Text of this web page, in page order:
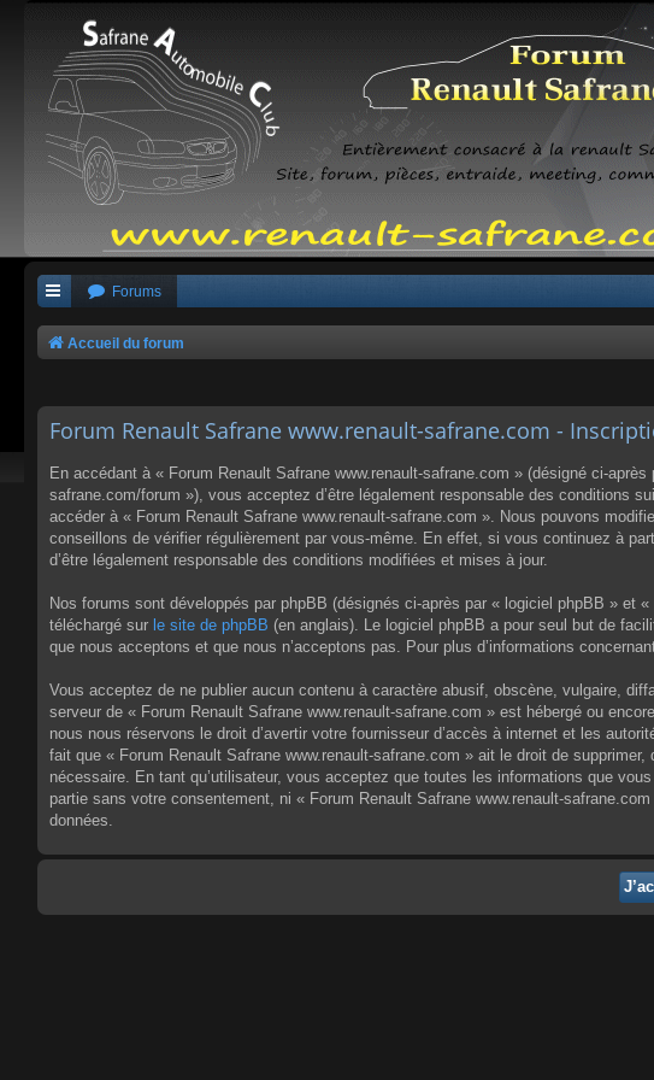
Forums
Accueil du forum
Forum Renault Safrane www.renault-safrane.com -
En accédant à « Forum Renault Safrane www.renault-safrane.com » (désigné ci-
safrane.com/forum »), vous acceptez d’être légalement responsable des conditions
accéder à « Forum Renault Safrane www.renault-safrane.com ». Nous pouvons
conseillons de vérifier régulièrement par vous-même. En effet, si vous continuez à
d’être légalement responsable des conditions modifiées et mises à jour.
Nos forums sont développés par phpBB (désignés ci-après par « logiciel phpBB »
téléchargé sur le site de phpBB (en anglais). Le logiciel phpBB a pour seul but de
que nous acceptons et que nous n’acceptons pas. Pour plus d’informations
Vous acceptez de ne publier aucun contenu à caractère abusif, obscène, vulgaire,
serveur de « Forum Renault Safrane www.renault-safrane.com » est hébergé ou
nous nous réservons le droit d’avertir votre fournisseur d’accès à internet et les
fait que « Forum Renault Safrane www.renault-safrane.com » ait le droit de
nécessaire. En tant qu’utilisateur, vous acceptez que toutes les informations que
partie sans votre consentement, ni « Forum Renault Safrane www.renault-
données.